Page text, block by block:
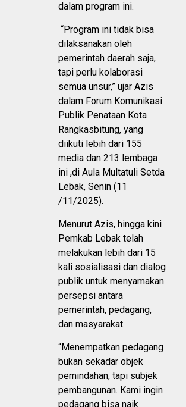
dalam program ini.
“Program ini tidak bisa
dilaksanakan oleh
pemerintah daerah saja,
tapi perlu kolaborasi
semua unsur,” ujar Azis
dalam Forum Komunikasi
Publik Penataan Kota
Rangkasbitung, yang
diikuti lebih dari 155
media dan 213 lembaga
ini ,di Aula Multatuli Setda
Lebak, Senin (11
/11/2025).
Menurut Azis, hingga kini
Pemkab Lebak telah
melakukan lebih dari 15
kali sosialisasi dan dialog
publik untuk menyamakan
persepsi antara
pemerintah, pedagang,
dan masyarakat.
“Menempatkan pedagang
bukan sekadar objek
pemindahan, tapi subjek
pembangunan. Kami ingin
pedagang bisa naik